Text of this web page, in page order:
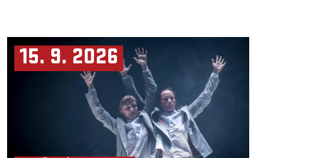
15. 9. 2026